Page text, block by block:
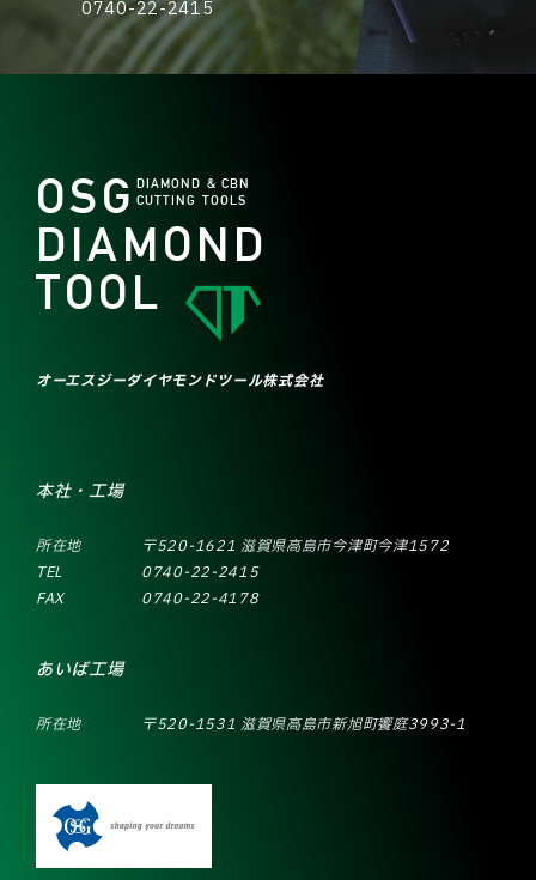
0740-22-2415
OSG
DIAMOND
TOOL
DIAMOND & CBN
CUTTING TOOLS
オーエスジーダイヤモンドツール株式会社
本社・工場
所在地
〒520-1621 滋賀県高島市今津町今津1572
TEL
0740-22-2415
FAX
0740-22-4178
あいば工場
所在地 〒520-1531 滋賀県高島市新旭町饗庭3993-1